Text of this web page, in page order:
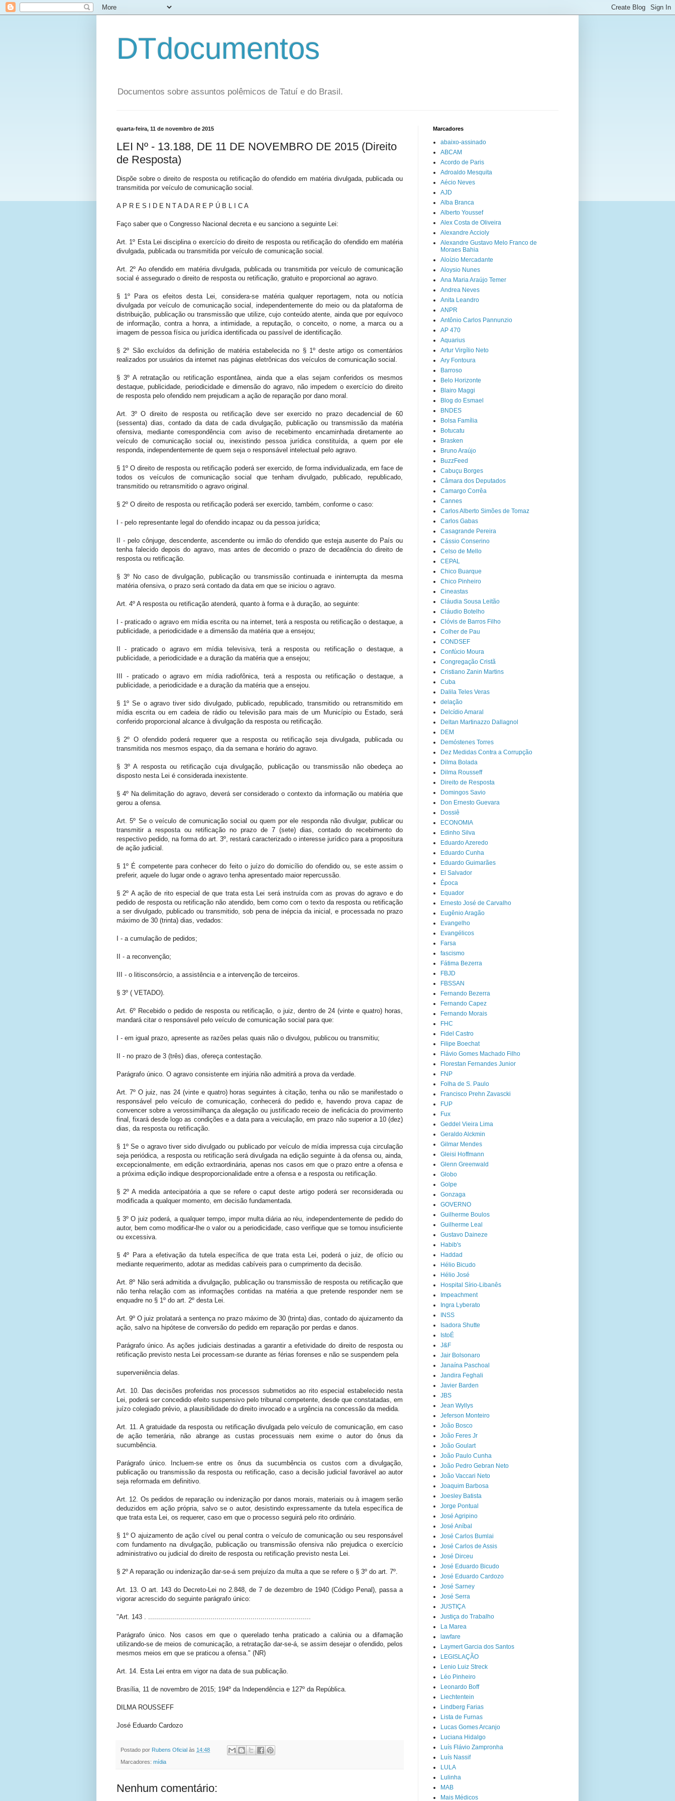
DTdocumentos
Documentos sobre assuntos polêmicos de Tatuí e do Brasil.
quarta-feira, 11 de novembro de 2015
LEI Nº - 13.188, DE 11 DE NOVEMBRO DE 2015 (Direito
de Resposta)
Dispõe sobre o direito de resposta ou retificação do ofendido em matéria divulgada, publicada ou
transmitida por veículo de comunicação social.
A P R E S I D E N T A D A R E P Ú B L I C A
Faço saber que o Congresso Nacional decreta e eu sanciono a seguinte Lei:
Art. 1º Esta Lei disciplina o exercício do direito de resposta ou retificação do ofendido em matéria
divulgada, publicada ou transmitida por veículo de comunicação social.
Art. 2º Ao ofendido em matéria divulgada, publicada ou transmitida por veículo de comunicação
social é assegurado o direito de resposta ou retificação, gratuito e proporcional ao agravo.
§ 1º Para os efeitos desta Lei, considera-se matéria qualquer reportagem, nota ou notícia
divulgada por veículo de comunicação social, independentemente do meio ou da plataforma de
distribuição, publicação ou transmissão que utilize, cujo conteúdo atente, ainda que por equívoco
de informação, contra a honra, a intimidade, a reputação, o conceito, o nome, a marca ou a
imagem de pessoa física ou jurídica identificada ou passível de identificação.
§ 2º São excluídos da definição de matéria estabelecida no § 1º deste artigo os comentários
realizados por usuários da internet nas páginas eletrônicas dos veículos de comunicação social.
§ 3º A retratação ou retificação espontânea, ainda que a elas sejam conferidos os mesmos
destaque, publicidade, periodicidade e dimensão do agravo, não impedem o exercício do direito
de resposta pelo ofendido nem prejudicam a ação de reparação por dano moral.
Art. 3º O direito de resposta ou retificação deve ser exercido no prazo decadencial de 60
(sessenta) dias, contado da data de cada divulgação, publicação ou transmissão da matéria
ofensiva, mediante correspondência com aviso de recebimento encaminhada diretamente ao
veículo de comunicação social ou, inexistindo pessoa jurídica constituída, a quem por ele
responda, independentemente de quem seja o responsável intelectual pelo agravo.
§ 1º O direito de resposta ou retificação poderá ser exercido, de forma individualizada, em face de
todos os veículos de comunicação social que tenham divulgado, publicado, republicado,
transmitido ou retransmitido o agravo original.
§ 2º O direito de resposta ou retificação poderá ser exercido, também, conforme o caso:
I - pelo representante legal do ofendido incapaz ou da pessoa jurídica;
II - pelo cônjuge, descendente, ascendente ou irmão do ofendido que esteja ausente do País ou
tenha falecido depois do agravo, mas antes de decorrido o prazo de decadência do direito de
resposta ou retificação.
§ 3º No caso de divulgação, publicação ou transmissão continuada e ininterrupta da mesma
matéria ofensiva, o prazo será contado da data em que se iniciou o agravo.
Art. 4º A resposta ou retificação atenderá, quanto à forma e à duração, ao seguinte:
I - praticado o agravo em mídia escrita ou na internet, terá a resposta ou retificação o destaque, a
publicidade, a periodicidade e a dimensão da matéria que a ensejou;
II - praticado o agravo em mídia televisiva, terá a resposta ou retificação o destaque, a
publicidade, a periodicidade e a duração da matéria que a ensejou;
III - praticado o agravo em mídia radiofônica, terá a resposta ou retificação o destaque, a
publicidade, a periodicidade e a duração da matéria que a ensejou.
§ 1º Se o agravo tiver sido divulgado, publicado, republicado, transmitido ou retransmitido em
mídia escrita ou em cadeia de rádio ou televisão para mais de um Município ou Estado, será
conferido proporcional alcance à divulgação da resposta ou retificação.
§ 2º O ofendido poderá requerer que a resposta ou retificação seja divulgada, publicada ou
transmitida nos mesmos espaço, dia da semana e horário do agravo.
§ 3º A resposta ou retificação cuja divulgação, publicação ou transmissão não obedeça ao
disposto nesta Lei é considerada inexistente.
§ 4º Na delimitação do agravo, deverá ser considerado o contexto da informação ou matéria que
gerou a ofensa.
Art. 5º Se o veículo de comunicação social ou quem por ele responda não divulgar, publicar ou
transmitir a resposta ou retificação no prazo de 7 (sete) dias, contado do recebimento do
respectivo pedido, na forma do art. 3º, restará caracterizado o interesse jurídico para a propositura
de ação judicial.
§ 1º É competente para conhecer do feito o juízo do domicílio do ofendido ou, se este assim o
preferir, aquele do lugar onde o agravo tenha apresentado maior repercussão.
§ 2º A ação de rito especial de que trata esta Lei será instruída com as provas do agravo e do
pedido de resposta ou retificação não atendido, bem como com o texto da resposta ou retificação
a ser divulgado, publicado ou transmitido, sob pena de inépcia da inicial, e processada no prazo
máximo de 30 (trinta) dias, vedados:
I - a cumulação de pedidos;
II - a reconvenção;
III - o litisconsórcio, a assistência e a intervenção de terceiros.
§ 3º ( VETADO).
Art. 6º Recebido o pedido de resposta ou retificação, o juiz, dentro de 24 (vinte e quatro) horas,
mandará citar o responsável pelo veículo de comunicação social para que:
I - em igual prazo, apresente as razões pelas quais não o divulgou, publicou ou transmitiu;
II - no prazo de 3 (três) dias, ofereça contestação.
Parágrafo único. O agravo consistente em injúria não admitirá a prova da verdade.
Art. 7º O juiz, nas 24 (vinte e quatro) horas seguintes à citação, tenha ou não se manifestado o
responsável pelo veículo de comunicação, conhecerá do pedido e, havendo prova capaz de
convencer sobre a verossimilhança da alegação ou justificado receio de ineficácia do provimento
final, fixará desde logo as condições e a data para a veiculação, em prazo não superior a 10 (dez)
dias, da resposta ou retificação.
§ 1º Se o agravo tiver sido divulgado ou publicado por veículo de mídia impressa cuja circulação
seja periódica, a resposta ou retificação será divulgada na edição seguinte à da ofensa ou, ainda,
excepcionalmente, em edição extraordinária, apenas nos casos em que o prazo entre a ofensa e
a próxima edição indique desproporcionalidade entre a ofensa e a resposta ou retificação.
§ 2º A medida antecipatória a que se refere o caput deste artigo poderá ser reconsiderada ou
modificada a qualquer momento, em decisão fundamentada.
§ 3º O juiz poderá, a qualquer tempo, impor multa diária ao réu, independentemente de pedido do
autor, bem como modificar-lhe o valor ou a periodicidade, caso verifique que se tornou insuficiente
ou excessiva.
§ 4º Para a efetivação da tutela específica de que trata esta Lei, poderá o juiz, de ofício ou
mediante requerimento, adotar as medidas cabíveis para o cumprimento da decisão.
Art. 8º Não será admitida a divulgação, publicação ou transmissão de resposta ou retificação que
não tenha relação com as informações contidas na matéria a que pretende responder nem se
enquadre no § 1º do art. 2º desta Lei.
Art. 9º O juiz prolatará a sentença no prazo máximo de 30 (trinta) dias, contado do ajuizamento da
ação, salvo na hipótese de conversão do pedido em reparação por perdas e danos.
Parágrafo único. As ações judiciais destinadas a garantir a efetividade do direito de resposta ou
retificação previsto nesta Lei processam-se durante as férias forenses e não se suspendem pela
superveniência delas.
Art. 10. Das decisões proferidas nos processos submetidos ao rito especial estabelecido nesta
Lei, poderá ser concedido efeito suspensivo pelo tribunal competente, desde que constatadas, em
juízo colegiado prévio, a plausibilidade do direito invocado e a urgência na concessão da medida.
Art. 11. A gratuidade da resposta ou retificação divulgada pelo veículo de comunicação, em caso
de ação temerária, não abrange as custas processuais nem exime o autor do ônus da
sucumbência.
Parágrafo único. Incluem-se entre os ônus da sucumbência os custos com a divulgação,
publicação ou transmissão da resposta ou retificação, caso a decisão judicial favorável ao autor
seja reformada em definitivo.
Art. 12. Os pedidos de reparação ou indenização por danos morais, materiais ou à imagem serão
deduzidos em ação própria, salvo se o autor, desistindo expressamente da tutela específica de
que trata esta Lei, os requerer, caso em que o processo seguirá pelo rito ordinário.
§ 1º O ajuizamento de ação cível ou penal contra o veículo de comunicação ou seu responsável
com fundamento na divulgação, publicação ou transmissão ofensiva não prejudica o exercício
administrativo ou judicial do direito de resposta ou retificação previsto nesta Lei.
§ 2º A reparação ou indenização dar-se-á sem prejuízo da multa a que se refere o § 3º do art. 7º.
Art. 13. O art. 143 do Decreto-Lei no 2.848, de 7 de dezembro de 1940 (Código Penal), passa a
vigorar acrescido do seguinte parágrafo único:
"Art. 143 . .................................................................................
Parágrafo único. Nos casos em que o querelado tenha praticado a calúnia ou a difamação
utilizando-se de meios de comunicação, a retratação dar-se-á, se assim desejar o ofendido, pelos
mesmos meios em que se praticou a ofensa." (NR)
Art. 14. Esta Lei entra em vigor na data de sua publicação.
Brasília, 11 de novembro de 2015; 194º da Independência e 127º da República.
DILMA ROUSSEFF
José Eduardo Cardozo
Postado por Rubens Oficial às 14:48
Marcadores: mídia
Nenhum comentário:
Marcadores
abaixo-assinado
ABCAM
Acordo de Paris
Adroaldo Mesquita
Aécio Neves
AJD
Alba Branca
Alberto Youssef
Alex Costa de Oliveira
Alexandre Accioly
Alexandre Gustavo Melo Franco de
Moraes Bahia
Aloízio Mercadante
Aloysio Nunes
Ana Maria Araújo Temer
Andrea Neves
Anita Leandro
ANPR
Antônio Carlos Pannunzio
AP 470
Aquarius
Artur Virgílio Neto
Ary Fontoura
Barroso
Belo Horizonte
Blairo Maggi
Blog do Esmael
BNDES
Bolsa Família
Botucatu
Brasken
Bruno Araújo
BuzzFeed
Cabuçu Borges
Câmara dos Deputados
Camargo Corrêa
Cannes
Carlos Alberto Simões de Tomaz
Carlos Gabas
Casagrande Pereira
Cássio Conserino
Celso de Mello
CEPAL
Chico Buarque
Chico Pinheiro
Cineastas
Cláudia Sousa Leitão
Cláudio Botelho
Clóvis de Barros Filho
Colher de Pau
CONDSEF
Confúcio Moura
Congregação Cristã
Cristiano Zanin Martins
Cuba
Dalila Teles Veras
delação
Delcídio Amaral
Deltan Martinazzo Dallagnol
DEM
Demóstenes Torres
Dez Medidas Contra a Corrupção
Dilma Bolada
Dilma Rousseff
Direito de Resposta
Domingos Savio
Don Ernesto Guevara
Dossiê
ECONOMIA
Edinho Silva
Eduardo Azeredo
Eduardo Cunha
Eduardo Guimarães
El Salvador
Época
Equador
Ernesto José de Carvalho
Eugênio Aragão
Evangelho
Evangélicos
Farsa
fascismo
Fátima Bezerra
FBJD
FBSSAN
Fernando Bezerra
Fernando Capez
Fernando Morais
FHC
Fidel Castro
Filipe Boechat
Flávio Gomes Machado Filho
Florestan Fernandes Junior
FNP
Folha de S. Paulo
Francisco Prehn Zavascki
FUP
Fux
Geddel Vieira Lima
Geraldo Alckmin
Gilmar Mendes
Gleisi Hoffmann
Glenn Greenwald
Globo
Golpe
Gonzaga
GOVERNO
Guilherme Boulos
Guilherme Leal
Gustavo Daineze
Habib's
Haddad
Hélio Bicudo
Hélio José
Hospital Sírio-Libanês
Impeachment
Ingra Lyberato
INSS
Isadora Shutte
IstoÉ
J&F
Jair Bolsonaro
Janaína Paschoal
Jandira Feghali
Javier Barden
JBS
Jean Wyllys
Jeferson Monteiro
João Bosco
João Feres Jr
João Goulart
João Paulo Cunha
João Pedro Gebran Neto
João Vaccari Neto
Joaquim Barbosa
Joesley Batista
Jorge Pontual
José Agripino
José Aníbal
José Carlos Bumlai
José Carlos de Assis
José Dirceu
José Eduardo Bicudo
José Eduardo Cardozo
José Sarney
José Serra
JUSTIÇA
Justiça do Trabalho
La Marea
lawfare
Laymert Garcia dos Santos
LEGISLAÇÃO
Lenio Luiz Streck
Léo Pinheiro
Leonardo Boff
Liechtentein
Lindberg Farias
Lista de Furnas
Lucas Gomes Arcanjo
Luciana Hidalgo
Luís Flávio Zampronha
Luís Nassif
LULA
Lulinha
MAB
Mais Médicos